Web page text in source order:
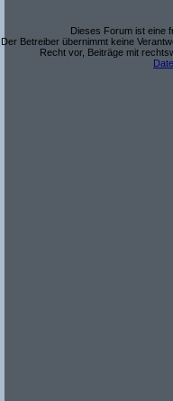
Dieses Forum ist eine
Der Betreiber übernimmt keine
Recht vor, Beiträge mit